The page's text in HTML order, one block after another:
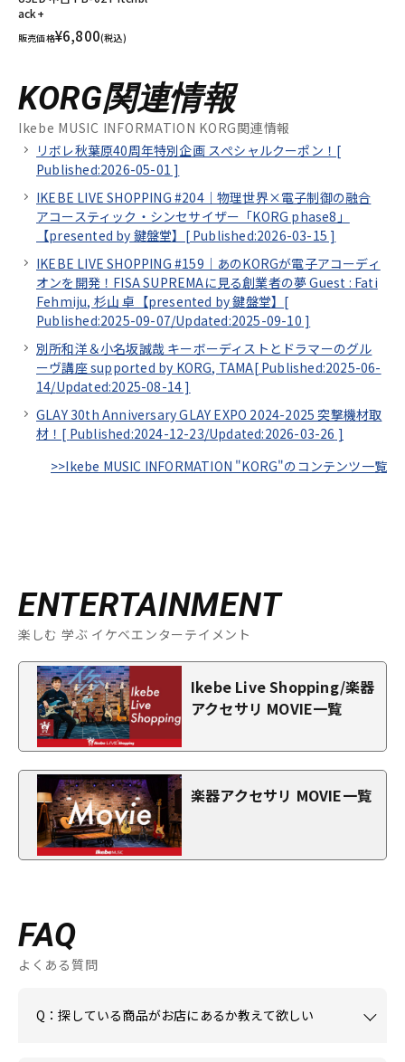
ack+
販売価格¥6,800(税込)
KORG関連情報
Ikebe MUSIC INFORMATION KORG関連情報
リボレ秋葉原40周年特別企画 スぺシャルクーポン！[
Published:2026-05-01 ]
IKEBE LIVE SHOPPING #204｜物理世界×電子制御の融合
アコースティック・シンセサイザー「KORG phase8」
【presented by 鍵盤堂】[ Published:2026-03-15 ]
IKEBE LIVE SHOPPING #159｜あのKORGが電子アコーディ
オンを開発！FISA SUPREMAに見る創業者の夢 Guest : Fati
Fehmiju, 杉山 卓【presented by 鍵盤堂】[
Published:2025-09-07/Updated:2025-09-10 ]
別所和洋＆小名坂誠哉 キーボーディストとドラマーのグル
ーヴ講座 supported by KORG, TAMA[ Published:2025-06-
14/Updated:2025-08-14 ]
GLAY 30th Anniversary GLAY EXPO 2024-2025 突撃機材取
材！[ Published:2024-12-23/Updated:2026-03-26 ]
>>Ikebe MUSIC INFORMATION "KORG"のコンテンツ一覧
ENTERTAINMENT
楽しむ 学ぶ イケベエンターテイメント
Ikebe Live Shopping/楽器
アクセサリ MOVIE一覧
楽器アクセサリ MOVIE一覧
FAQ
よくある質問
Q：探している商品がお店にあるか教えて欲しい